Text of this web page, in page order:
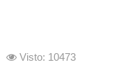
Visto: 10473